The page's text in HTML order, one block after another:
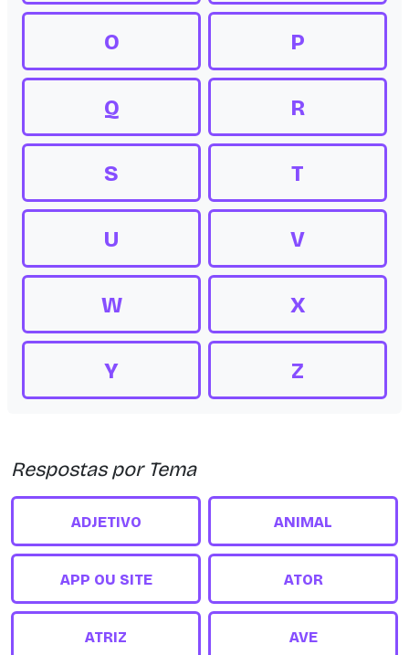
O P
Q R
S T
U V
W X
Y Z
Respostas por Tema
ADJETIVO ANIMAL
APP OU SITE ATOR
ATRIZ AVE